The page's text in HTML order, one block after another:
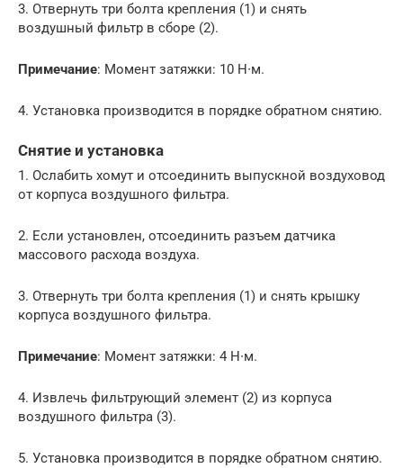
3. Отвернуть три болта крепления (1) и снять
воздушный фильтр в сборе (2).
Примечание: Момент затяжки: 10 Н∙м.
4. Установка производится в порядке обратном снятию.
Снятие и установка
1. Ослабить хомут и отсоединить выпускной воздуховод
от корпуса воздушного фильтра.
2. Если установлен, отсоединить разъем датчика
массового расхода воздуха.
3. Отвернуть три болта крепления (1) и снять крышку
корпуса воздушного фильтра.
Примечание: Момент затяжки: 4 Н∙м.
4. Извлечь фильтрующий элемент (2) из корпуса
воздушного фильтра (3).
5. Установка производится в порядке обратном снятию.